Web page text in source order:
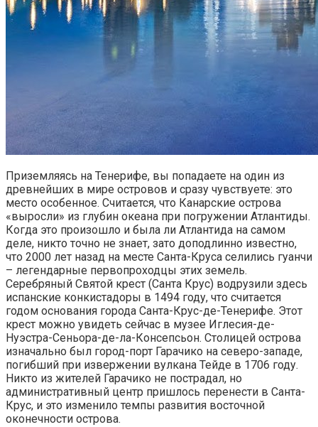
Приземляясь на Тенерифе, вы попадаете на один из
древнейших в мире островов и сразу чувствуете: это
место особенное. Считается, что Канарские острова
«выросли» из глубин океана при погружении Атлантиды.
Когда это произошло и была ли Атлантида на самом
деле, никто точно не знает, зато доподлинно известно,
что 2000 лет назад на месте Санта-Круса селились гуанчи
– легендарные первопроходцы этих земель.
Серебряный Святой крест (Санта Крус) водрузили здесь
испанские конкистадоры в 1494 году, что считается
годом основания города Санта-Круc-де-Тенерифе. Этот
крест можно увидеть сейчас в музее Иглесия-де-
Нуэстра-Сеньора-де-ла-Консепсьон. Столицей острова
изначально был город-порт Гарачико на северо-западе,
погибший при извержении вулкана Тейде в 1706 году.
Никто из жителей Гарачико не пострадал, но
административный центр пришлось перенести в Санта-
Крус, и это изменило темпы развития восточной
оконечности острова.